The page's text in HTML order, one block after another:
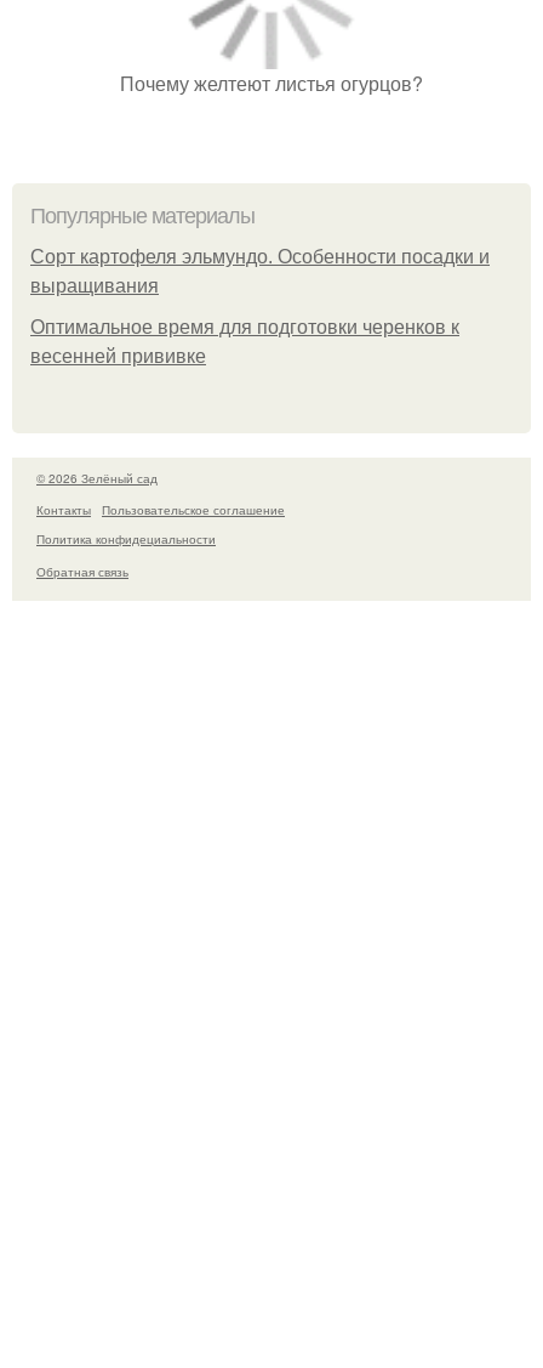
Почему желтеют листья огурцов?
Популярные материалы
Сорт картофеля эльмундо. Особенности посадки и
выращивания
Оптимальное время для подготовки черенков к
весенней прививке
© 2026 Зелёный сад
Контакты
Пользовательское соглашение
Политика конфидециальности
Обратная связь